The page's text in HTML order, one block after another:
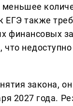
ЕГЭ также
финансовых
что
закона,
2027 года.